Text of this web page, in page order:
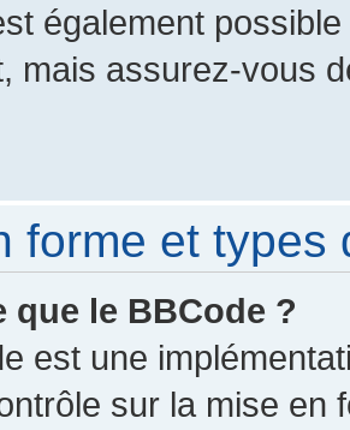
également
mais assurez-vous
forme et types
que le BBCode ?
est une
sur la mise en